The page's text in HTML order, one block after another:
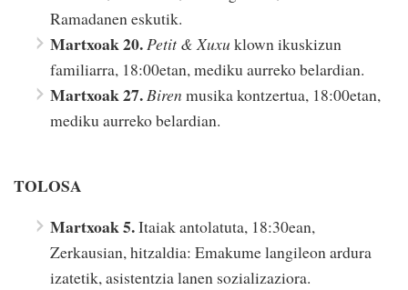
Ramadanen eskutik.
Martxoak 20.Petit & Xuxu klown ikuskizun
familiarra, 18:00etan, mediku aurreko belardian.
Martxoak 27.Biren musika kontzertua, 18:00etan,
mediku aurreko belardian.
TOLOSA
Martxoak 5.Itaiak antolatuta, 18:30ean,
Zerkausian, hitzaldia: Emakume langileon ardura
izatetik, asistentzia lanen sozializaziora.